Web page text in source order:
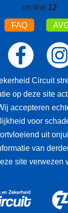
on line 12
FAQ
Circuit
op deze site
accepteren
voor
uit
van
site verwezen